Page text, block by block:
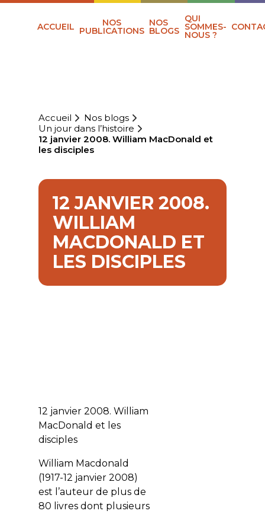
ACCUEIL NOS
PUBLICATIONS
NOS
BLOGS
QUI
SOMMES-
NOUS ?
Accueil
Nos blogs
Un jour dans l’histoire
12 janvier 2008. William MacDonald et
les disciples
12 JANVIER 2008.
WILLIAM
MACDONALD ET
LES DISCIPLES
12 janvier 2008. William
MacDonald et les
disciples
William Macdonald
(1917-12 janvier 2008)
est l’auteur de plus de
80 livres dont plusieurs